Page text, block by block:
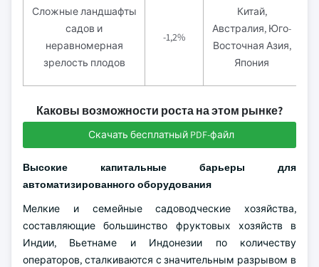
Сложные ландшафты
садов и
неравномерная
зрелость плодов
-1,2%
Китай,
Австралия, Юго-
Восточная Азия,
Япония
Каковы возможности роста на этом рынке?
Скачать бесплатный PDF-файл
Высокие капитальные барьеры для
автоматизированного оборудования
Мелкие и семейные садоводческие хозяйства,
составляющие большинство фруктовых хозяйств в
Индии, Вьетнаме и Индонезии по количеству
операторов, сталкиваются с значительным разрывом в